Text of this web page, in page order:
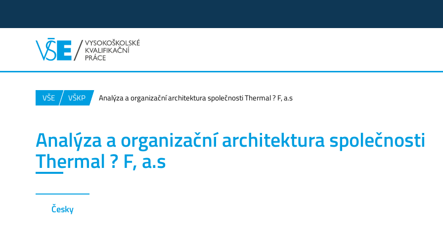
VŠE VŠKP Analýza a organizační architektura společnosti Thermal ? F, a.s
Analýza a organizační architektura společnosti
Thermal ? F, a.s
Česky